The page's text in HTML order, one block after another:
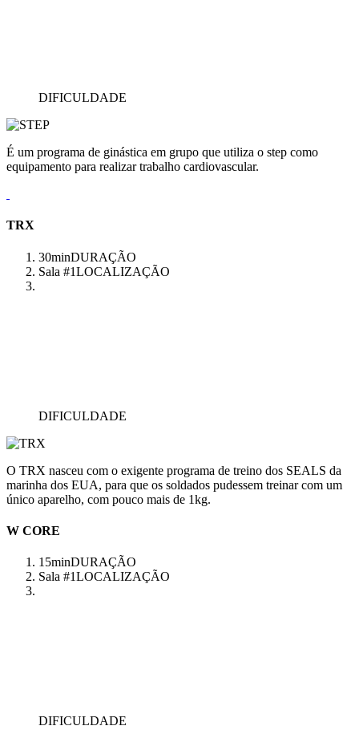
DIFICULDADE
É um programa de ginástica em grupo que utiliza o step como
equipamento para realizar trabalho cardiovascular.
TRX
30minDURAÇÃO
Sala #1LOCALIZAÇÃO
DIFICULDADE
O TRX nasceu com o exigente programa de treino dos SEALS da
marinha dos EUA, para que os soldados pudessem treinar com um
único aparelho, com pouco mais de 1kg.
W CORE
15minDURAÇÃO
Sala #1LOCALIZAÇÃO
DIFICULDADE